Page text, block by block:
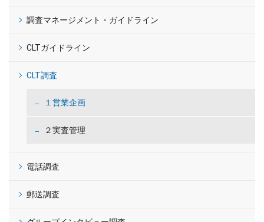
調査マネージメント・ガイドライン
CLTガイドライン
CLT調査
１営業企画
２実査管理
電話調査
郵送調査